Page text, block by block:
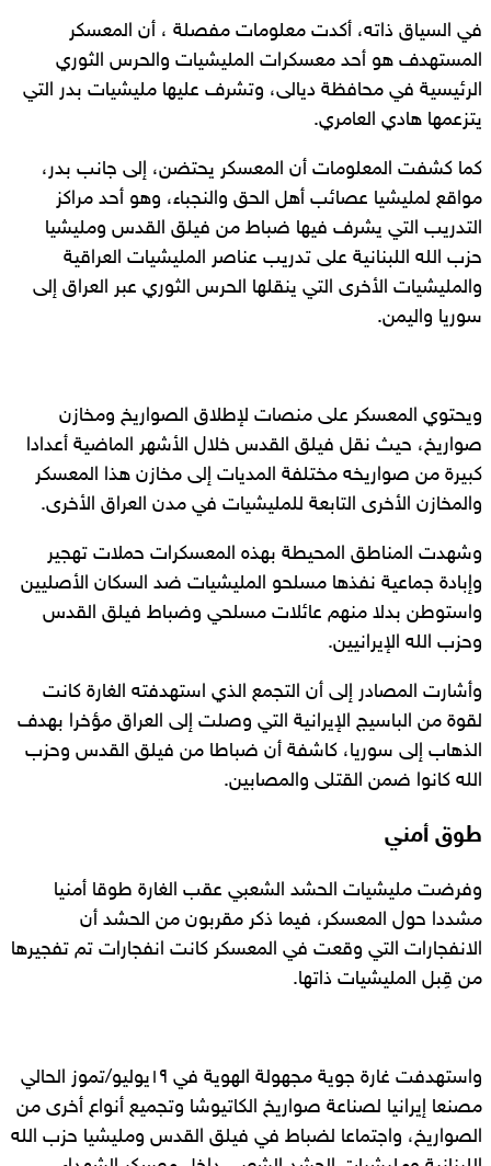
في السياق ذاته، أكدت معلومات مفصلة ، أن المعسكر
المستهدف هو أحد معسكرات المليشيات والحرس الثوري
الرئيسية في محافظة ديالى، وتشرف عليها مليشيات بدر التي
يتزعمها هادي العامري.
كما كشفت المعلومات أن المعسكر يحتضن، إلى جانب بدر،
مواقع لمليشيا عصائب أهل الحق والنجباء، وهو أحد مراكز
التدريب التي يشرف فيها ضباط من فيلق القدس ومليشيا
حزب الله اللبنانية على تدريب عناصر المليشيات العراقية
والمليشيات الأخرى التي ينقلها الحرس الثوري عبر العراق إلى
سوريا واليمن.
ويحتوي المعسكر على منصات لإطلاق الصواريخ ومخازن
صواريخ، حيث نقل فيلق القدس خلال الأشهر الماضية أعدادا
كبيرة من صواريخه مختلفة المديات إلى مخازن هذا المعسكر
والمخازن الأخرى التابعة للمليشيات في مدن العراق الأخرى.
وشهدت المناطق المحيطة بهذه المعسكرات حملات تهجير
وإبادة جماعية نفذها مسلحو المليشيات ضد السكان الأصليين
واستوطن بدلا منهم عائلات مسلحي وضباط فيلق القدس
وحزب الله الإيرانيين.
وأشارت المصادر إلى أن التجمع الذي استهدفته الغارة كانت
لقوة من الباسيج الإيرانية التي وصلت إلى العراق مؤخرا بهدف
الذهاب إلى سوريا، كاشفة أن ضباطا من فيلق القدس وحزب
الله كانوا ضمن القتلى والمصابين.
طوق أمني
وفرضت مليشيات الحشد الشعبي عقب الغارة طوقا أمنيا
مشددا حول المعسكر، فيما ذكر مقربون من الحشد أن
الانفجارات التي وقعت في المعسكر كانت انفجارات تم تفجيرها
من قِبل المليشيات ذاتها.
واستهدفت غارة جوية مجهولة الهوية في ١٩يوليو/تموز الحالي
مصنعا إيرانيا لصناعة صواريخ الكاتيوشا وتجميع أنواع أخرى من
الصواريخ، واجتماعا لضباط في فيلق القدس ومليشيا حزب الله